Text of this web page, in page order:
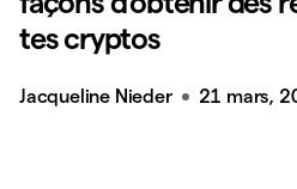
tes cryptos
Jacqueline Nieder 21 mars,